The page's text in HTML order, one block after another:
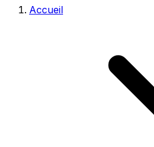
Accueil